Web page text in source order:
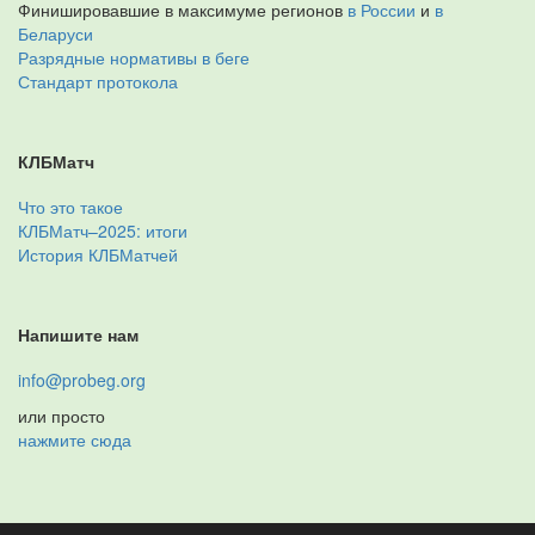
Финишировавшие в максимуме регионов в России и в
Беларуси
Разрядные нормативы в беге
Стандарт протокола
КЛБМатч
Что это такое
КЛБМатч–2025: итоги
История КЛБМатчей
Напишите нам
info@probeg.org
или просто
нажмите сюда